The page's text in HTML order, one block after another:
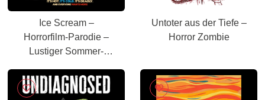
Ice Scream –
Horrorfilm-Parodie –
Lustiger Sommer-
Untoter aus der Tiefe –
Horror Zombie